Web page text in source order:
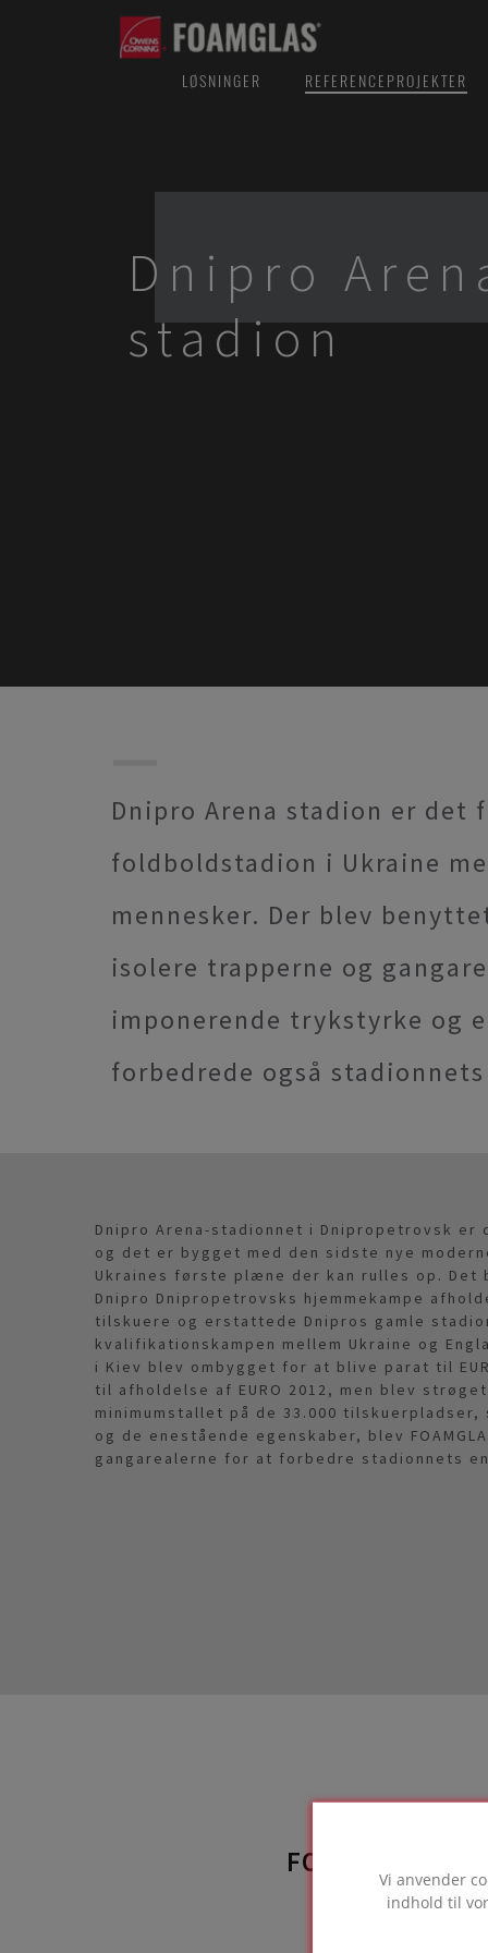
Vi anvender
indhold til
LØSNINGER REFERENCEPROJEKTER
Dnipro
stadion
Dnipro Arena stadion er det
foldboldstadion i Ukraine
mennesker. Der blev
isolere trapperne og
imponerende trykstyrke og
forbedrede også
Dnipro Arena-stadionnet i Dnipropetrovsk
og det er bygget med den sidste nye
Ukraines første plæne der kan rulles op. Det
Dnipro Dnipropetrovsks hjemmekampe
tilskuere og erstattede Dnipros gamle
kvalifikationskampen mellem Ukraine og
i Kiev blev ombygget for at blive parat til
til afholdelse af EURO 2012, men blev
minimumstallet på de 33.000
og de enestående egenskaber, blev
gangarealerne for at forbedre stadionnets
FOAMGLAS®-